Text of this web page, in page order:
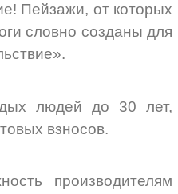
Пейзажи, от которых
словно созданы для
людей до 30 лет,
взносов.
производителям